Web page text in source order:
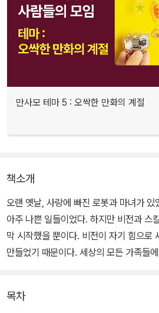
만사모 테마 5 : 오싹한 만화의 계절
책소개
오랜 옛날, 사랑에 빠진 로봇과 마녀가
아주 나쁜 일들이었다. 하지만 비전과 스
막 시작했을 뿐이다. 비전이 자기 힘으로
만들었기 때문이다. 세상의 모든 가족들
목차